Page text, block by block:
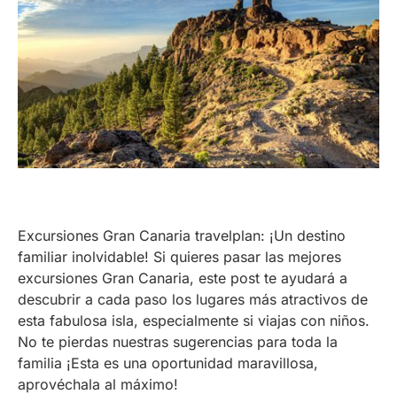
Excursiones Gran Canaria travelplan: ¡Un destino
familiar inolvidable! Si quieres pasar las mejores
excursiones Gran Canaria, este post te ayudará a
descubrir a cada paso los lugares más atractivos de
esta fabulosa isla, especialmente si viajas con niños.
No te pierdas nuestras sugerencias para toda la
familia ¡Esta es una oportunidad maravillosa,
aprovéchala al máximo!